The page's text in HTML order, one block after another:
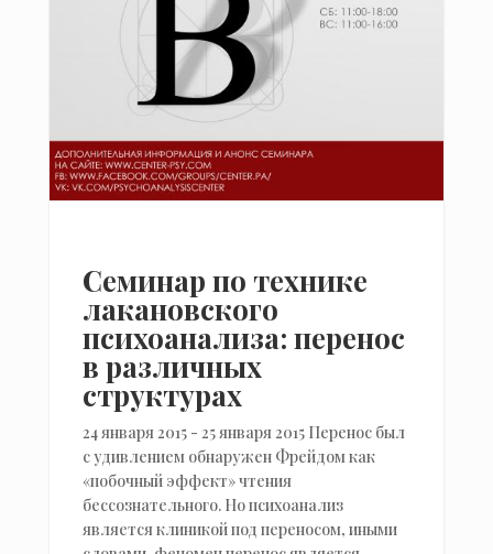
Семинар по технике
лакановского
психоанализа: перенос
в различных
структурах
24 января 2015 - 25 января 2015 Перенос был
с удивлением обнаружен Фрейдом как
«побочный эффект» чтения
бессознательного. Но психоанализ
является клиникой под переносом, иными